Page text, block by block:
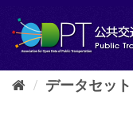
し
データセット